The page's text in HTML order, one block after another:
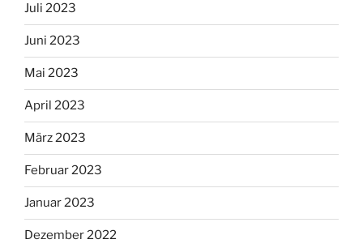
Juli 2023
Juni 2023
Mai 2023
April 2023
März 2023
Februar 2023
Januar 2023
Dezember 2022